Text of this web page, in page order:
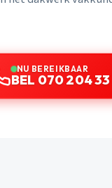
NU BEREIKBAAR
BEL 070 204